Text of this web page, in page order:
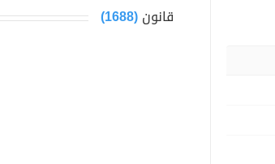
قانون(1688)